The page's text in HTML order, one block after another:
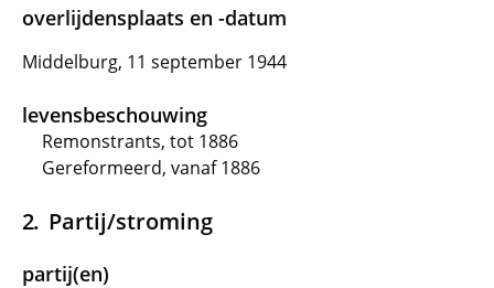
overlijdensplaats en -datum
Middelburg, 11 september 1944
levensbeschouwing
Remonstrants, tot 1886
Gereformeerd, vanaf 1886
Partij/stroming
partij(en)